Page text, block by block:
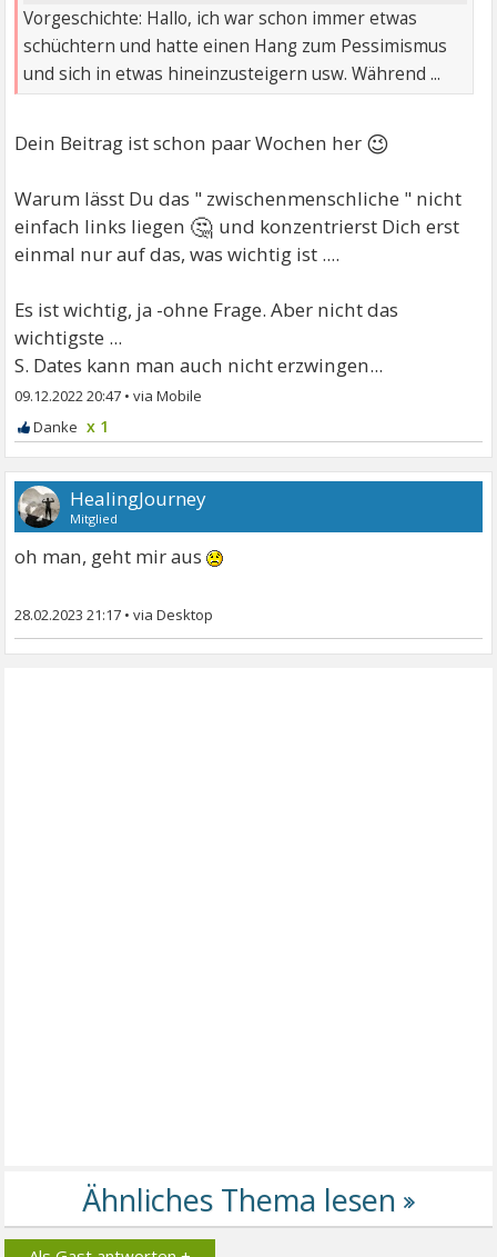
Vorgeschichte: Hallo, ich war schon immer etwas
schüchtern und hatte einen Hang zum Pessimismus
und sich in etwas hineinzusteigern usw. Während ...
Dein Beitrag ist schon paar Wochen her 😉
Warum lässt Du das " zwischenmenschliche " nicht
einfach links liegen 🤔 und konzentrierst Dich erst
einmal nur auf das, was wichtig ist ....
Es ist wichtig, ja -ohne Frage. Aber nicht das
wichtigste ...
S. Dates kann man auch nicht erzwingen...
09.12.2022 20:47 •
x 1
HealingJourney
Mitglied
oh man, geht mir aus
28.02.2023 21:17 •